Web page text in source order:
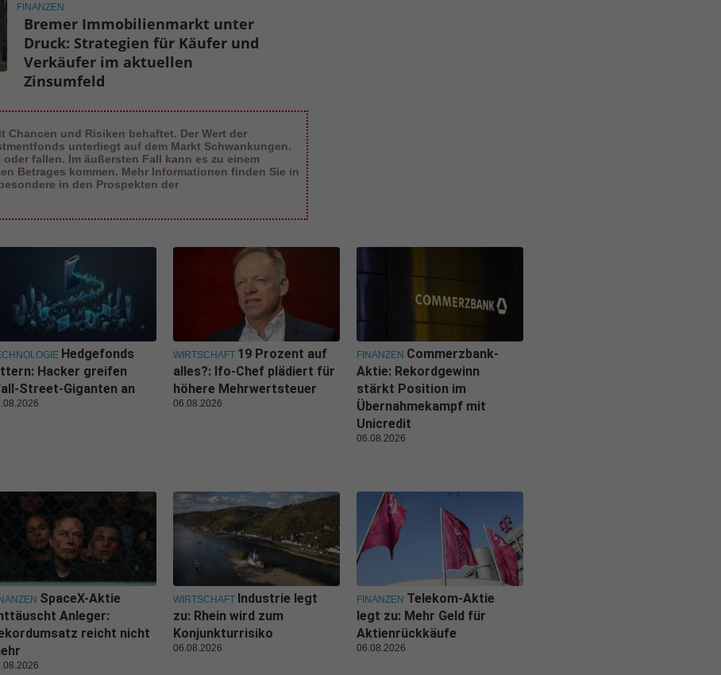
FINANZEN
Bremer Immobilienmarkt unter
Druck: Strategien für Käufer und
Verkäufer im aktuellen
Zinsumfeld
Chancen und Risiken behaftet. Der Wert der
unterliegt auf dem Markt Schwankungen.
fallen. Im äußersten Fall kann es zu einem
Betrages kommen. Mehr Informationen finden Sie in
in den Prospekten der
Hedgefonds
Hacker greifen
Street-Giganten an
WIRTSCHAFT 19 Prozent auf
alles?: Ifo-Chef plädiert für
höhere Mehrwertsteuer
06.08.2026
FINANZEN Commerzbank-
Aktie: Rekordgewinn
stärkt Position im
Übernahmekampf mit
Unicredit
06.08.2026
SpaceX-Aktie
Anleger:
reicht nicht
WIRTSCHAFT Industrie legt
zu: Rhein wird zum
Konjunkturrisiko
06.08.2026
FINANZEN Telekom-Aktie
legt zu: Mehr Geld für
Aktienrückkäufe
06.08.2026